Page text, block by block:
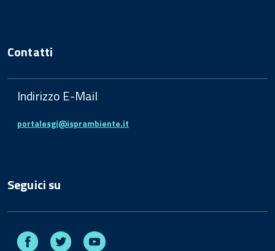
Contatti
Indirizzo E-Mail
portalesgi@isprambiente.it
Seguici su
Facebook Twitter